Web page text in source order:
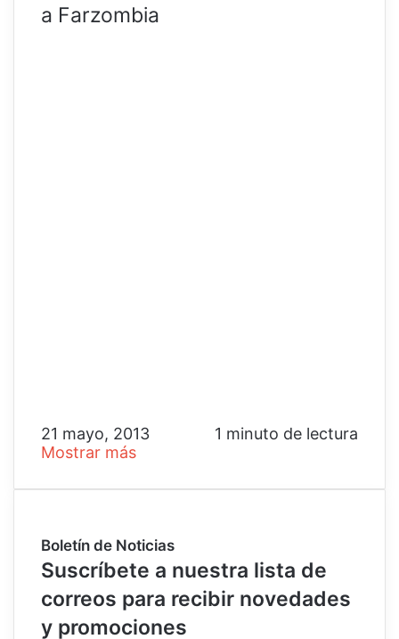
a Farzombia
21 mayo, 2013
1 minuto de lectura
Mostrar más
Boletín de Noticias
Suscríbete a nuestra lista de
correos para recibir novedades
y promociones